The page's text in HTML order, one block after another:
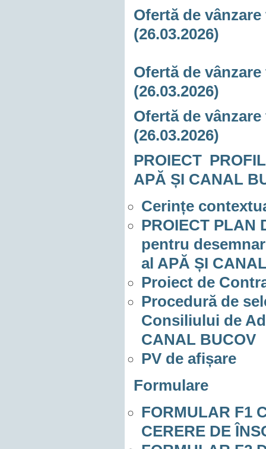
Ofertă de
(26.03.2026)
Ofertă de
(26.03.2026)
Ofertă de
(26.03.2026)
PROIECT
APĂ ȘI CANAL
Cerințe
PROIECT PLAN
pentru
al APĂ ȘI
Proiect de
Procedură de
Consiliului de
CANAL BUCOV
PV de afișare
Formulare
FORMULAR F1
CERERE DE